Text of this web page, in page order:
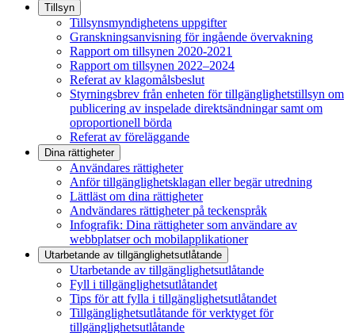
Tillsyn
Tillsynsmyndighetens uppgifter
Granskningsanvisning för ingående övervakning
Rapport om tillsynen 2020-2021
Rapport om tillsynen 2022–2024
Referat av klagomålsbeslut
Styrningsbrev från enheten för tillgänglighetstillsyn om
publicering av inspelade direktsändningar samt om
oproportionell börda
Referat av föreläggande
Dina rättigheter
Användares rättigheter
Anför tillgänglighetsklagan eller begär utredning
Lättläst om dina rättigheter
Andvändares rättigheter på teckenspråk
Infografik: Dina rättigheter som användare av
webbplatser och mobilapplikationer
Utarbetande av tillgänglighets­utlåtande
Utarbetande av tillgänglighetsutlåtande
Fyll i tillgänglighetsutlåtandet
Tips för att fylla i tillgänglighetsutlåtandet
Tillgänglighetsutlåtande för verktyget för
tillgänglighetsutlåtande